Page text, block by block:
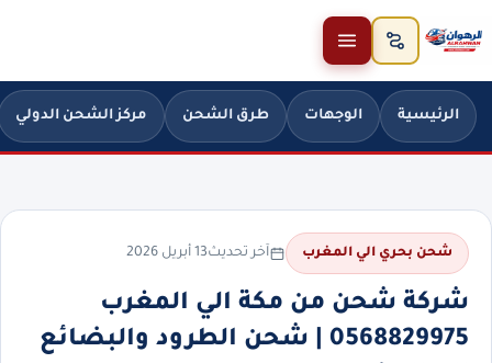
تخطَّ إلى المحتوى
الرئيسية الوجهات طرق الشحن مركز الشحن الدولي
شحن بحري الي المغرب آخر تحديث13 أبريل 2026
شركة شحن من مكة الي المغرب
0568829975 | شحن الطرود والبضائع